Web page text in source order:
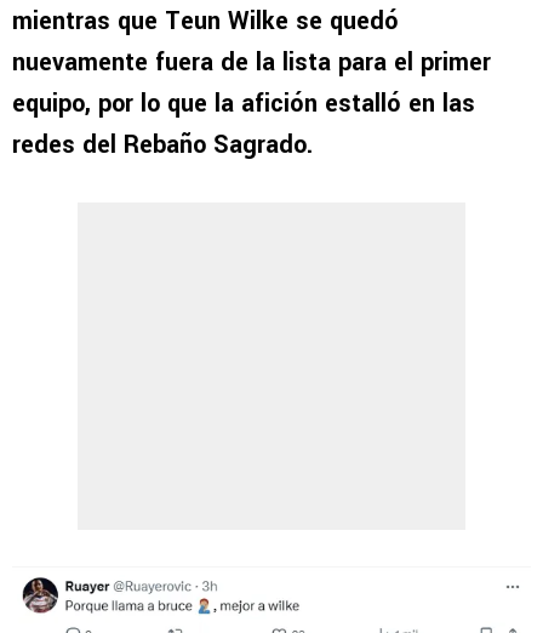
mientras que Teun Wilke se quedó
nuevamente fuera de la lista para el primer
equipo, por lo que la afición estalló en las
redes del Rebaño Sagrado.